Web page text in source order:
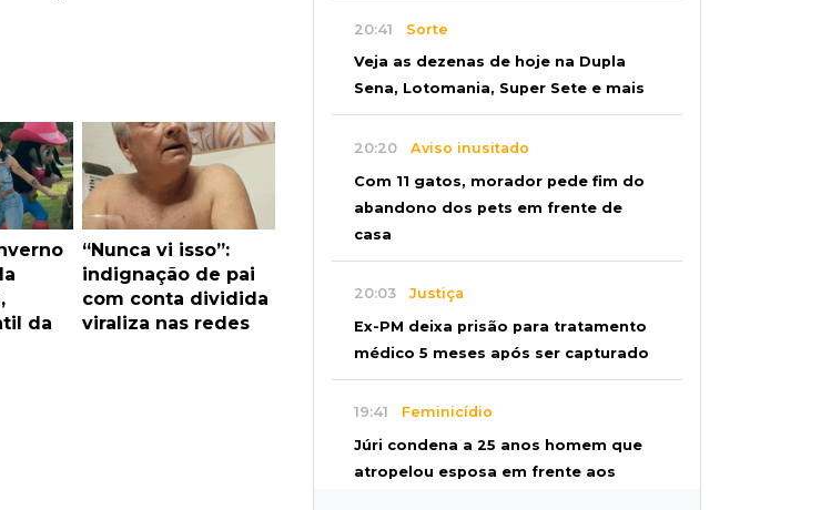
da
“Nunca vi isso”:
indignação de pai
com conta dividida
viraliza nas redes
20:41 Sorte
Veja as dezenas de hoje na Dupla
Sena, Lotomania, Super Sete e mais
20:20 Aviso inusitado
Com 11 gatos, morador pede fim do
abandono dos pets em frente de
casa
20:03 Justiça
Ex-PM deixa prisão para tratamento
médico 5 meses após ser capturado
19:41 Feminicídio
Júri condena a 25 anos homem que
atropelou esposa em frente aos